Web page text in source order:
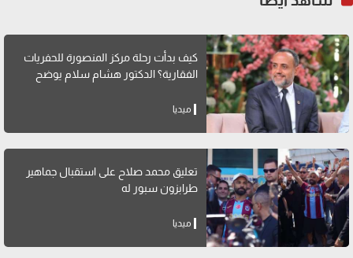
كيف بدأت رحلة مركز المنصورة للحفريات
الفقارية؟ الدكتور هشام سلام يوضح
ميديا
تعليق محمد صلاح على استقبال جماهير
طرابزون سبور له
ميديا